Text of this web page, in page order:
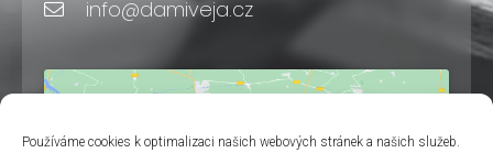
Používáme cookies k optimalizaci našich webových stránek a našich služeb.
info@damiveja.cz